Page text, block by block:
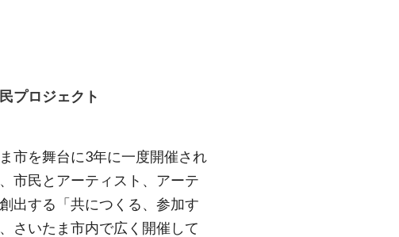
プロジェクト
市を舞台に3年に一度開催され
市民とアーティスト、アーテ
出する「共につくる、参加す
さいたま市内で広く開催して